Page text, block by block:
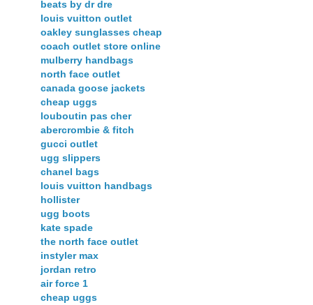
beats by dr dre
louis vuitton outlet
oakley sunglasses cheap
coach outlet store online
mulberry handbags
north face outlet
canada goose jackets
cheap uggs
louboutin pas cher
abercrombie & fitch
gucci outlet
ugg slippers
chanel bags
louis vuitton handbags
hollister
ugg boots
kate spade
the north face outlet
instyler max
jordan retro
air force 1
cheap uggs